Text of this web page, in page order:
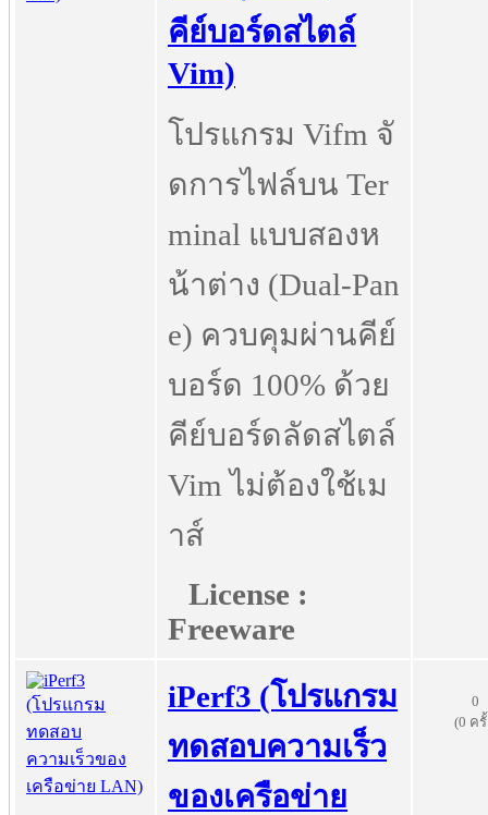
คีย์บอร์ดสไตล์
Vim)
โปรแกรม Vifm จั
ดการไฟล์บน Ter
minal แบบสองห
น้าต่าง (Dual-Pan
e) ควบคุมผ่านคีย์
บอร์ด 100% ด้วย
คีย์บอร์ดลัดสไตล์
Vim ไม่ต้องใช้เม
าส์
License :
Freeware
iPerf3 (โปรแกรม
ทดสอบความเร็ว
ของเครือข่าย
0
(0 ค